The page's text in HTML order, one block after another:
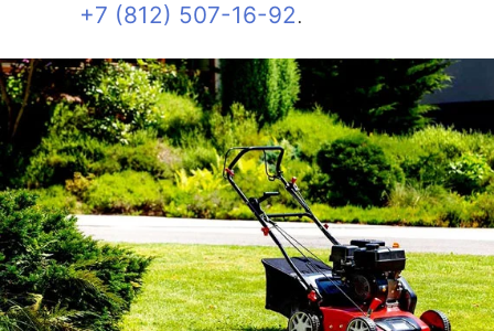
+7 (812) 507-16-92.